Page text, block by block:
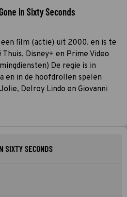
in Sixty Seconds
een film (actie) uit 2000. en is te
Disney+ en Prime Video
De regie is in
en in de hoofdrollen spelen
Delroy Lindo en Giovanni
SIXTY SECONDS